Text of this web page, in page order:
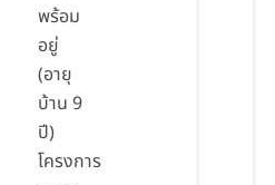
พร้อม
อยู่
(อายุ
บ้าน 9
ปี)
โครงการ